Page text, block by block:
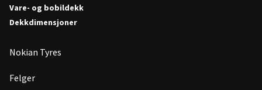
Vare- og bobildekk
Dekkdimensjoner
Nokian Tyres
Felger